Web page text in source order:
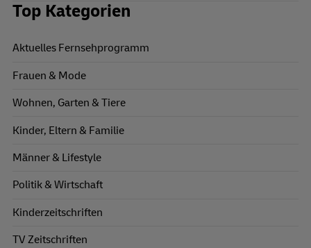
Top Kategorien
Aktuelles Fernsehprogramm
Frauen & Mode
Wohnen, Garten & Tiere
Kinder, Eltern & Familie
Männer & Lifestyle
Politik & Wirtschaft
Kinderzeitschriften
TV Zeitschriften